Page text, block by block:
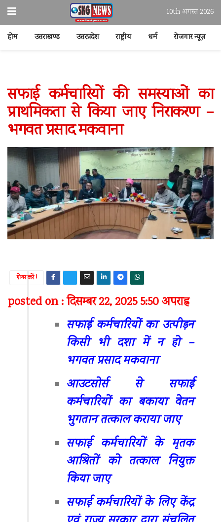
10th अगस्त 2026
होम उत्तराखण्ड उत्तरप्रदेश राष्ट्रीय धर्म रोजगार न्यूज़
सफाई कर्मचारियों की समस्याओं का
प्राथमिकता से किया जाए निराकरण –
भगवत प्रसाद मकवाना
शेयर करें !
posted on : दिसम्बर 22, 2025 5:50 अपराह्न
सफाई कर्मचारियों का उत्पीड़न
किसी भी दशा में न हो –
भगवत प्रसाद मकवाना
आउटसोर्स से सफाई
कर्मचारियों का बकाया वेतन
भुगतान तत्काल कराया जाए
सफाई कर्मचारियों के मृतक
आश्रितों को तत्काल नियुक्त
किया जाए
सफाई कर्मचारियों के लिए केंद्र